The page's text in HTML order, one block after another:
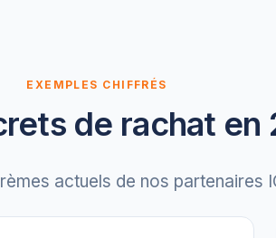
EXEMPLES CHIFFRÉS
de rachat en
actuels de nos partenaires